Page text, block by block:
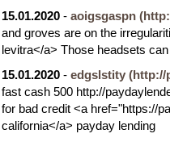
15.01.2020 - aoigsgaspn
and groves are on the
levitra</a> Those headsets
15.01.2020 - edgslstity (http://
fast cash 500 http://
for bad credit <a href="https://
california</a> payday lending